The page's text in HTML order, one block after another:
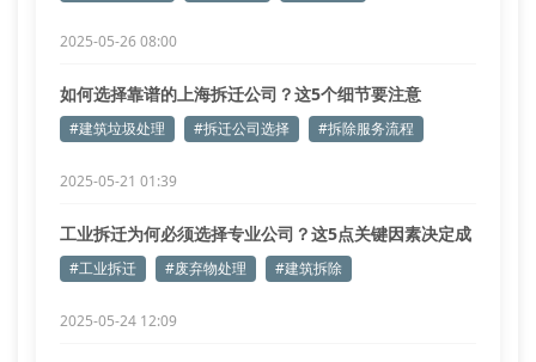
2025-05-26 08:00
如何选择靠谱的上海拆迁公司？这5个细节要注意
#建筑垃圾处理 #拆迁公司选择 #拆除服务流程
2025-05-21 01:39
工业拆迁为何必须选择专业公司？这5点关键因素决定成
败#工业拆迁 #废弃物处理 #建筑拆除
2025-05-24 12:09